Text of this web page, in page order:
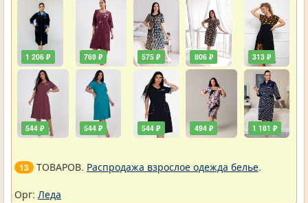
1 206 ₽
544 ₽
769 ₽
544 ₽
575 ₽
544 ₽
806 ₽
494 ₽
313 ₽
1 181 ₽
13 ТОВАРОВ. Распродажа взрослое одежда белье.
Орг: Леда